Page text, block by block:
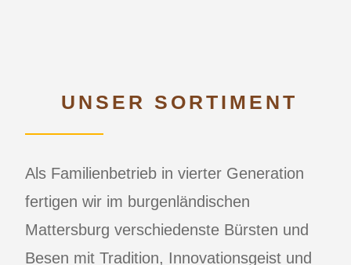
UNSER SORTIMENT
Als Familienbetrieb in vierter Generation
fertigen wir im burgenländischen
Mattersburg verschiedenste Bürsten und
Besen mit Tradition, Innovationsgeist und